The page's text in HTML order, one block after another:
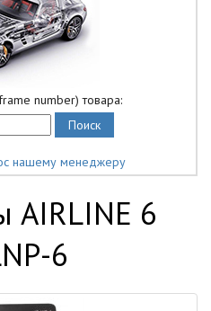
number) товара:
нашему менеджеру
AIRLINE 6
6